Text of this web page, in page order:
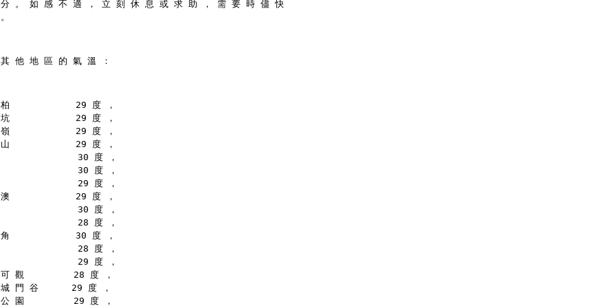
。 如 感 不 適 ， 立 刻 休 息 或 求 助 ， 需 要 時 儘 快
他 地 區 的 氣 溫 ：
柏            29 度 ，
坑            29 度 ，
嶺            29 度 ，
山            29 度 ，
30 度 ，
30 度 ，
29 度 ，
澳            29 度 ，
30 度 ，
28 度 ，
角            30 度 ，
28 度 ，
29 度 ，
可 觀         28 度 ，
城 門 谷      29 度 ，
公 園         29 度 ，